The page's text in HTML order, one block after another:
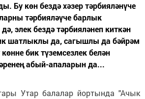
Бу көн бездә хәзер тәрбияләнүче
тәрбияләүче барлык
элек бездә тәрбияләнеп киткән
шатлыклы да, сагышлы да бәйрәм
бик түземсезлек белән
абый-апаларын да...
Утар балалар йортында "Ачык